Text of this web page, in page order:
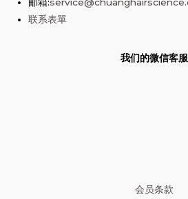
联系表單
我们的微信客服
会员条款